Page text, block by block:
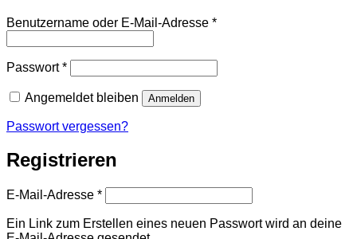
Benutzername oder E-Mail-Adresse *Erforderlich
Passwort*Erforderlich
Angemeldet bleiben Anmelden
Passwort vergessen?
Registrieren
E-Mail-Adresse *Erforderlich
Ein Link zum Erstellen eines neuen Passwort wird an deine